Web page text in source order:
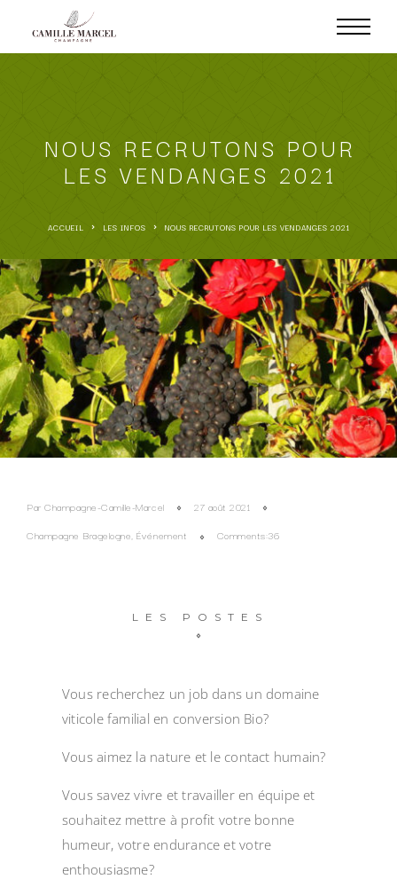
NOUS RECRUTONS POUR
LES VENDANGES 2021
ACCUEIL LES INFOS NOUS RECRUTONS POUR LES VENDANGES 2021
ParChampagne-Camille-Marcel
27 août 2021
Champagne Bragelogne,Événement Comments:36
LES POSTES
Vous recherchez un job dans un domaine
viticole familial en conversion Bio?
Vous aimez la nature et le contact humain?
Vous savez vivre et travailler en équipe et
souhaitez mettre à profit votre bonne
humeur, votre endurance et votre
enthousiasme?